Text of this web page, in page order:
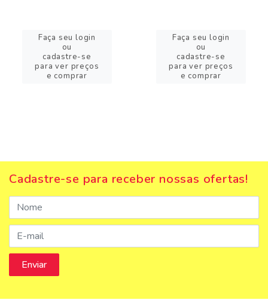
Faça seu login
ou
cadastre-se
para ver preços
e comprar
Faça seu login
ou
cadastre-se
para ver preços
e comprar
Cadastre-se para receber nossas ofertas!